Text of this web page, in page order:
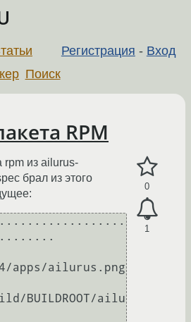
Регистрация - Вход
Поиск
RPM
0
1
rpm из ailurus-
брал из этого
apps/ailurus.png
BUILDROOT/ailu